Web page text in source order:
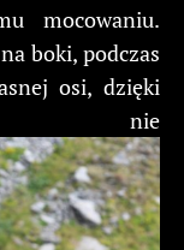
mocowaniu.
boki, podczas
osi, dzięki
nie